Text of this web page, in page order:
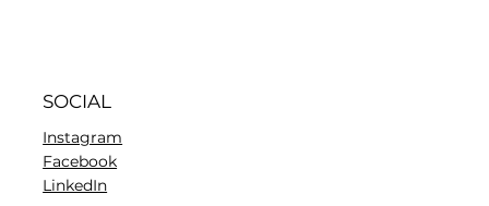
SOCIAL
Instagram
Facebook
LinkedIn